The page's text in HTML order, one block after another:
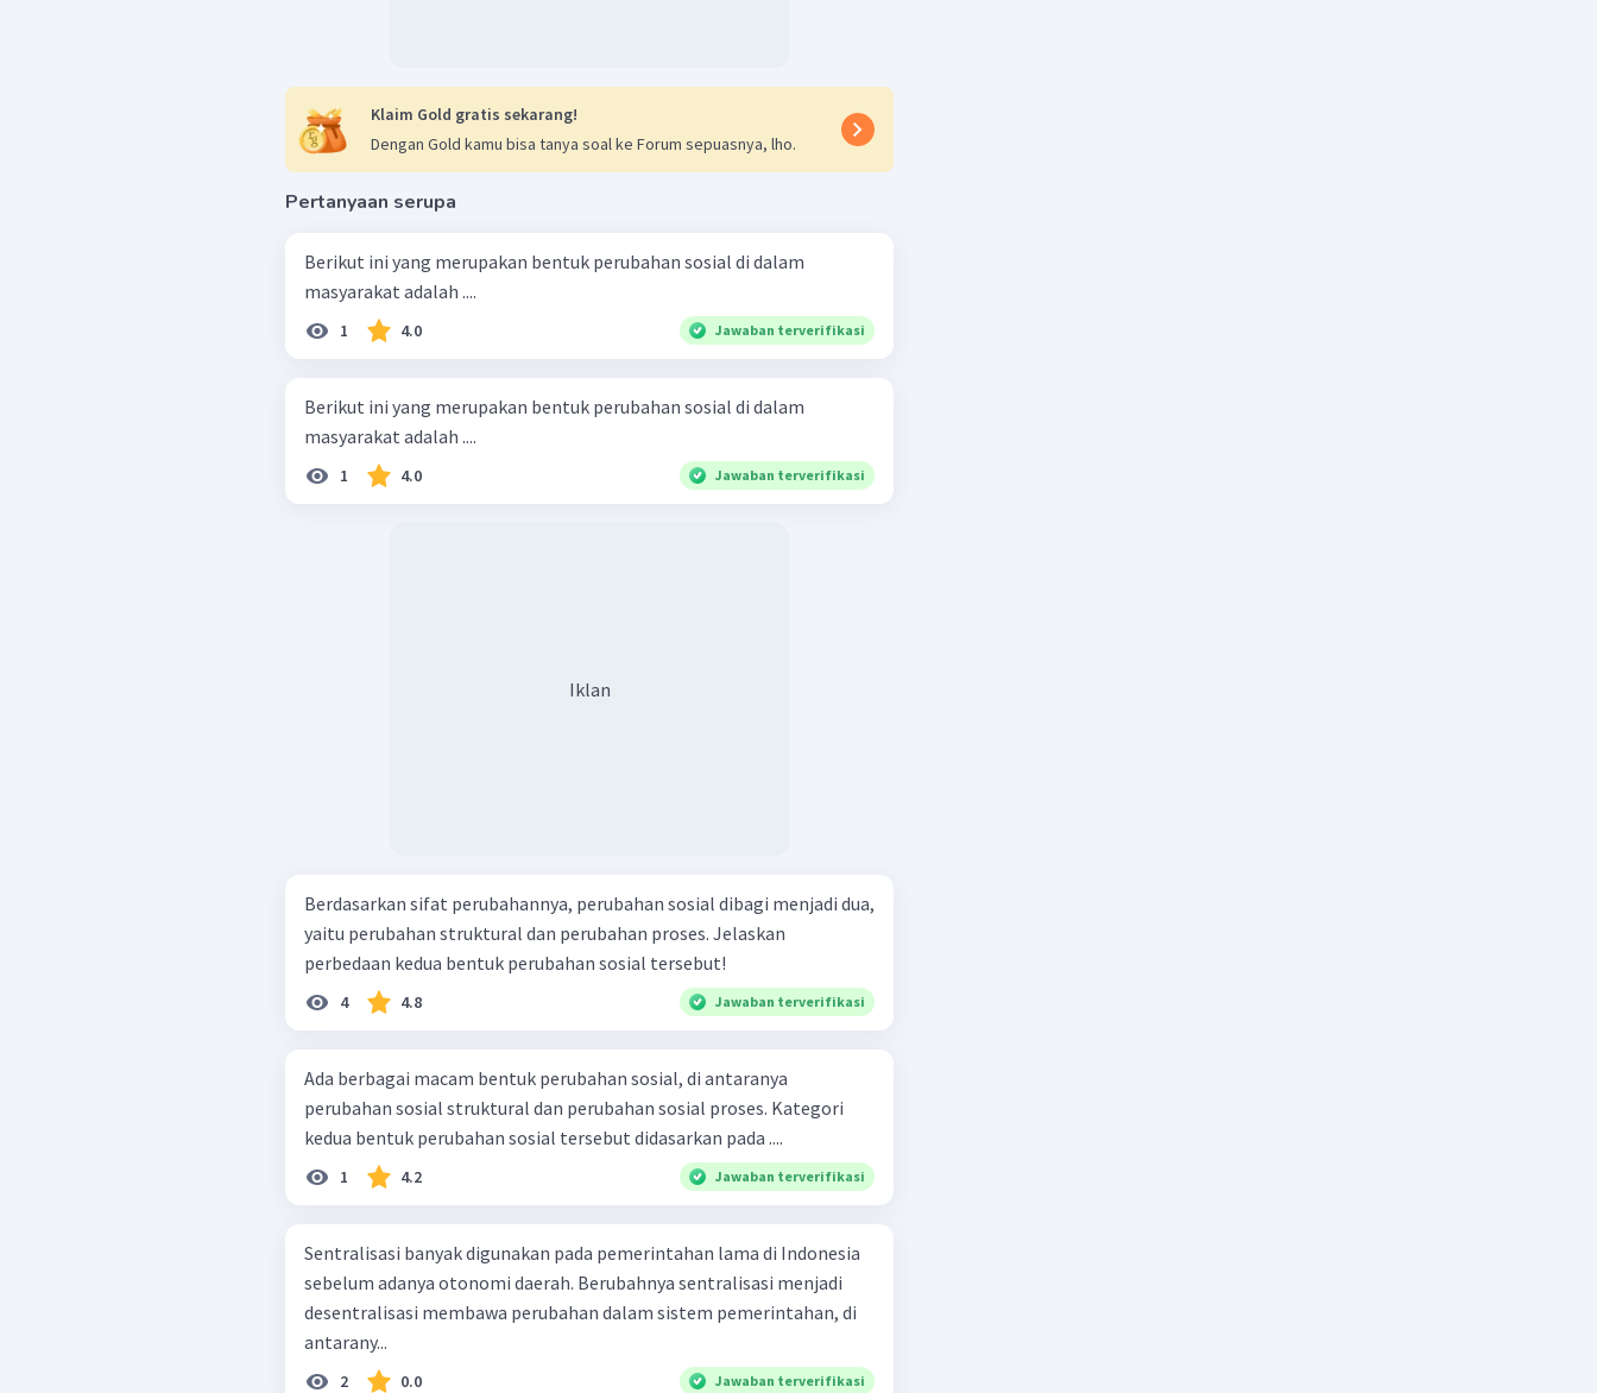
Klaim Gold gratis sekarang!
Dengan Gold kamu bisa tanya soal ke Forum sepuasnya, lho.
Pertanyaan serupa
Berikut ini yang merupakan bentuk perubahan sosial di dalam
masyarakat adalah ....
1 4.0 Jawaban terverifikasi
Berikut ini yang merupakan bentuk perubahan sosial di dalam
masyarakat adalah ....
1 4.0 Jawaban terverifikasi
Iklan
Berdasarkan sifat perubahannya, perubahan sosial dibagi menjadi dua,
yaitu perubahan struktural dan perubahan proses. Jelaskan
perbedaan kedua bentuk perubahan sosial tersebut!
4 4.8 Jawaban terverifikasi
Ada berbagai macam bentuk perubahan sosial, di antaranya
perubahan sosial struktural dan perubahan sosial proses. Kategori
kedua bentuk perubahan sosial tersebut didasarkan pada ....
1 4.2 Jawaban terverifikasi
Sentralisasi banyak digunakan pada pemerintahan lama di Indonesia
sebelum adanya otonomi daerah. Berubahnya sentralisasi menjadi
desentralisasi membawa perubahan dalam sistem pemerintahan, di
antarany...
2 0.0 Jawaban terverifikasi